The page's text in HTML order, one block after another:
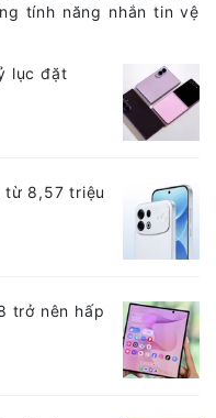
tính năng nhắn tin vệ
lục đặt
từ 8,57 triệu
trở nên hấp